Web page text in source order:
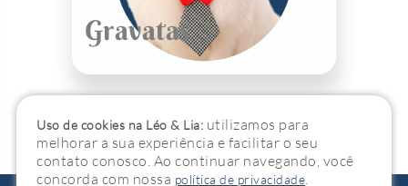
Gravatas
Uso de cookies na Léo & Lia: utilizamos para
melhorar a sua experiência e facilitar o seu
contato conosco. Ao continuar navegando, você
concorda com nossa política de privacidade.